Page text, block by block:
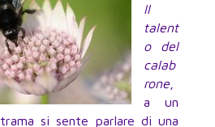
Il
talent
o del
calab
rone,
a un
si sente parlare di una